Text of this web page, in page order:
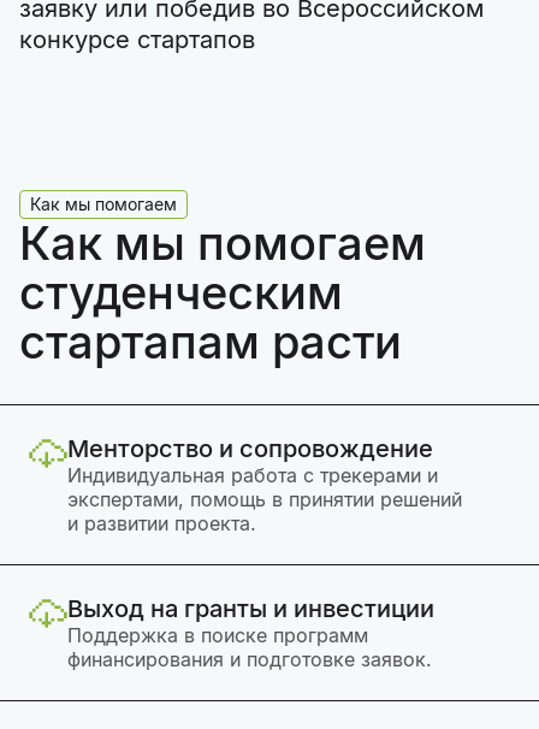
заявку или победив во Всероссийском
конкурсе стартапов
Как мы помогаем
Как мы помогаем
студенческим
стартапам расти
Менторство и сопровождение
Индивидуальная работа с трекерами и
экспертами, помощь в принятии решений
и развитии проекта.
Выход на гранты и инвестиции
Поддержка в поиске программ
финансирования и подготовке заявок.